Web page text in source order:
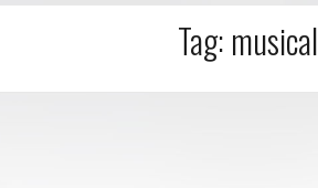
Tag: musical